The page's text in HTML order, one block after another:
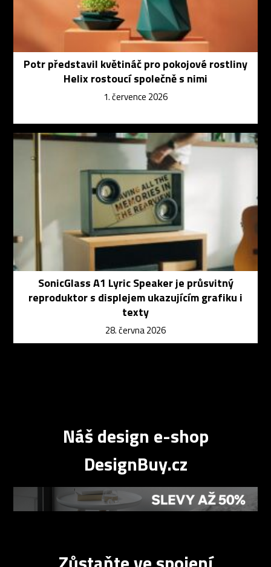
Potr představil květináč pro pokojové rostliny
Helix rostoucí společně s nimi
1. července 2026
SonicGlass A1 Lyric Speaker je průsvitný
reproduktor s displejem ukazujícím grafiku i
texty
28. června 2026
Náš design e-shop
DesignBuy.cz